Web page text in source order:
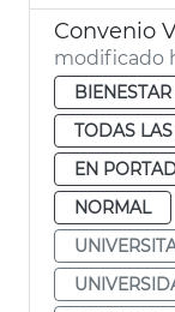
Convenio
modificado
TODAS
EN
NORMAL